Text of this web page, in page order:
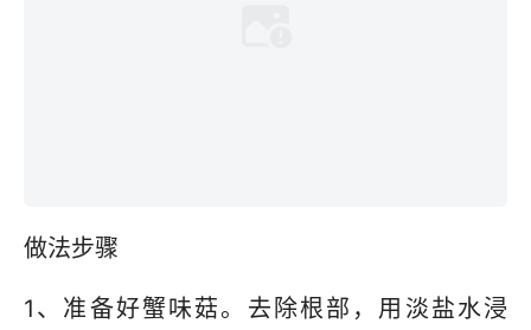
做法步骤
1、准备好蟹味菇。去除根部，用淡盐水浸